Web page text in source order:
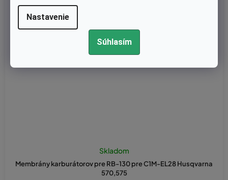
Nastavenie
Súhlasím
Membrány karburátorov pre RB-130 pre C1M-EL28 Husqvarna
570,575
Skladom